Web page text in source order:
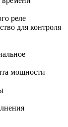
реле
для контроля
мощности